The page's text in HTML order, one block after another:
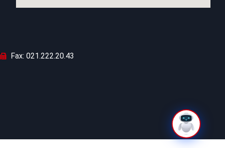
Fax: 021.222.20.43